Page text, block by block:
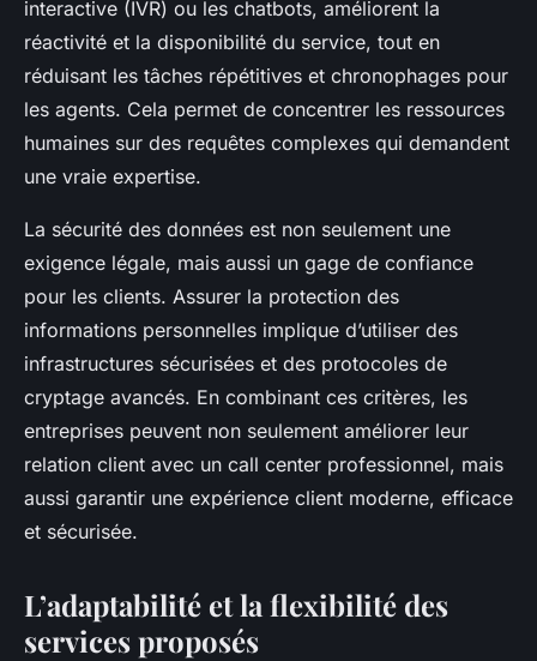
interactive (IVR) ou les chatbots, améliorent la
réactivité et la disponibilité du service, tout en
réduisant les tâches répétitives et chronophages pour
les agents. Cela permet de concentrer les ressources
humaines sur des requêtes complexes qui demandent
une vraie expertise.
La sécurité des données est non seulement une
exigence légale, mais aussi un gage de confiance
pour les clients. Assurer la protection des
informations personnelles implique d’utiliser des
infrastructures sécurisées et des protocoles de
cryptage avancés. En combinant ces critères, les
entreprises peuvent non seulement améliorer leur
relation client avec un call center professionnel, mais
aussi garantir une expérience client moderne, efficace
et sécurisée.
L’adaptabilité et la flexibilité des
services proposés